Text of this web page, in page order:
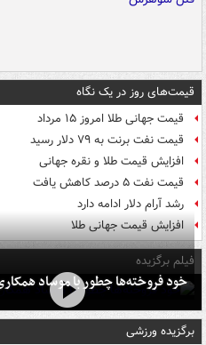
قیمت‌های روز در یک نگاه
قیمت جهانی طلا امروز ۱۵ مرداد
قیمت نفت برنت به ۷۹ دلار رسید
افزایش قیمت طلا و نقره جهانی
قیمت نفت ۵ درصد کاهش یافت
رشد آرام دلار ادامه دارد
افزایش قیمت جهانی طلا
فیلم برگزیده
خود فروخته‌ها چطور با موساد
برگزیده ورزشی